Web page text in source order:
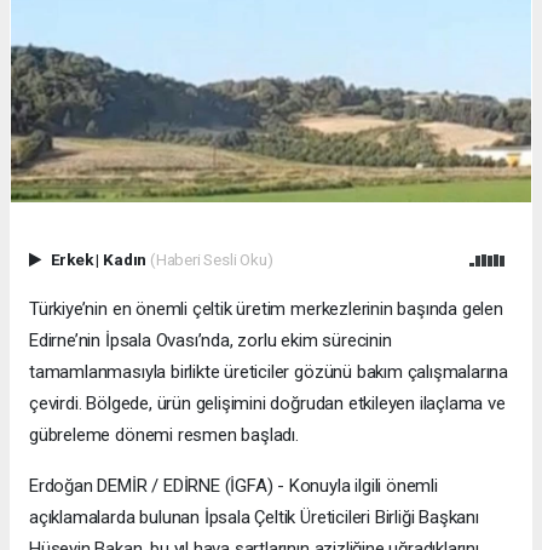
Erkek| Kadın (Haberi Sesli Oku)
Türkiye’nin en önemli çeltik üretim merkezlerinin başında gelen
Edirne’nin İpsala Ovası’nda, zorlu ekim sürecinin
tamamlanmasıyla birlikte üreticiler gözünü bakım çalışmalarına
çevirdi. Bölgede, ürün gelişimini doğrudan etkileyen ilaçlama ve
gübreleme dönemi resmen başladı.
Erdoğan DEMİR / EDİRNE (İGFA) - Konuyla ilgili önemli
açıklamalarda bulunan İpsala Çeltik Üreticileri Birliği Başkanı